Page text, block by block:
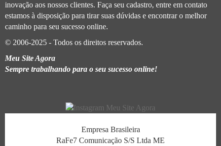
inovação aos nossos clientes. Faça seu cadastro, entre em contato
estamos à disposição para tirar suas dúvidas e encontrar o melhor
caminho para seu sucesso online.
© 2006-2025 - Todos os direitos reservados.
Meu Site Agora
Sempre trabalhando para o seu sucesso online!
Empresa Brasileira
RaFe7 Comunicação S/S Ltda ME